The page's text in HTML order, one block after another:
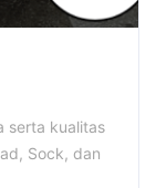
serta kualitas
Sock, dan